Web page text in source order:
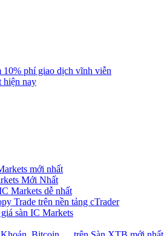
10% phí giao dịch vĩnh viễn
hiện nay
mới nhất
Mới Nhất
Markets dễ nhất
Trade trên nền tảng cTrader
sàn IC Markets